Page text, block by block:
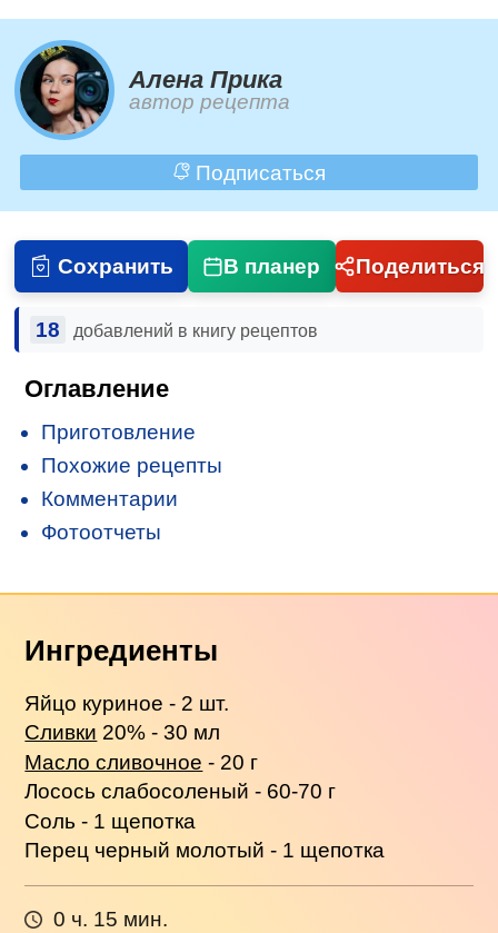
Алена Прика
автор рецепта
Подписаться
Сохранить В планер Поделиться
18 добавлений в книгу рецептов
Оглавление
Приготовление
Похожие рецепты
Комментарии
Фотоотчеты
Ингредиенты
Яйцо куриное - 2 шт.
Сливки 20% - 30 мл
Масло сливочное - 20 г
Лосось слабосоленый - 60-70 г
Соль - 1 щепотка
Перец черный молотый - 1 щепотка
0 ч. 15 мин.